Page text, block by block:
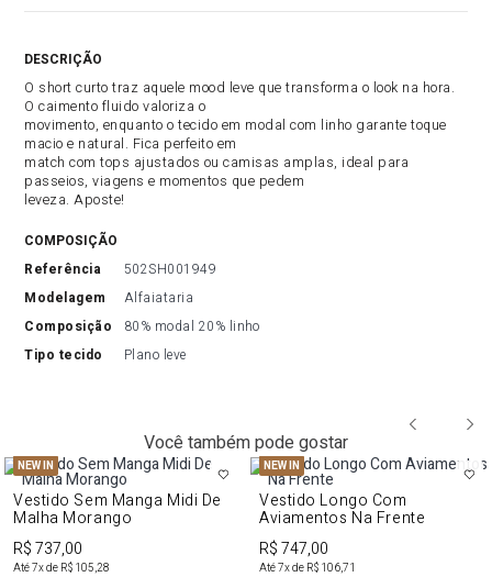
O short curto traz aquele mood leve que transforma o look na hora.
O caimento fluido valoriza o
movimento, enquanto o tecido em modal com linho garante toque
macio e natural. Fica perfeito em
match com tops ajustados ou camisas amplas, ideal para
passeios, viagens e momentos que pedem
leveza. Aposte!
COMPOSIÇÃO
referência
502SH001949
modelagem
Alfaiataria
composição
80% modal 20% linho
tipo tecido
Plano leve
Você também pode gostar
NEW IN
Vestido Sem Manga Midi De
Malha Morango
R$ 737,00
Até7x de R$ 105,28
NEW IN
Vestido Longo Com
Aviamentos Na Frente
R$ 747,00
Até7x de R$ 106,71